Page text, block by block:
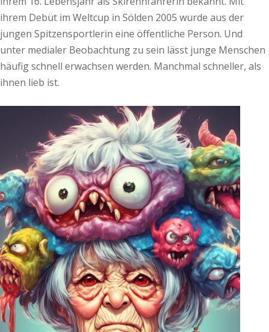
ihrem Debüt im Weltcup in Sölden 2005 wurde aus der
jungen Spitzensportlerin eine öffentliche Person. Und
unter medialer Beobachtung zu sein lässt junge Menschen
häufig schnell erwachsen werden. Manchmal schneller, als
ihnen lieb ist.